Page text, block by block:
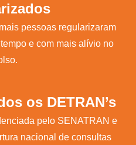
pessoas regularizaram
e com mais alívio no
os DETRAN’s
pelo SENATRAN e
nacional de consultas